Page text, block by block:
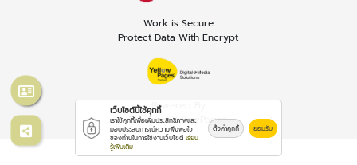
Work is Secure
Protect Data With Encrypt
Powered By
Thailand YellowPages
เว็บไซต์นี้ใช้คุกกี้
เราใช้คุกกี้เพื่อเพิ่มประสิทธิภาพและ
มอบประสบการณ์ความพึงพอใจ
ของท่านในการใช้งานเว็บไซต์ เรียน
รู้เพิ่มเติม
ตั้งค่าคุกกี้ ยอมรับ